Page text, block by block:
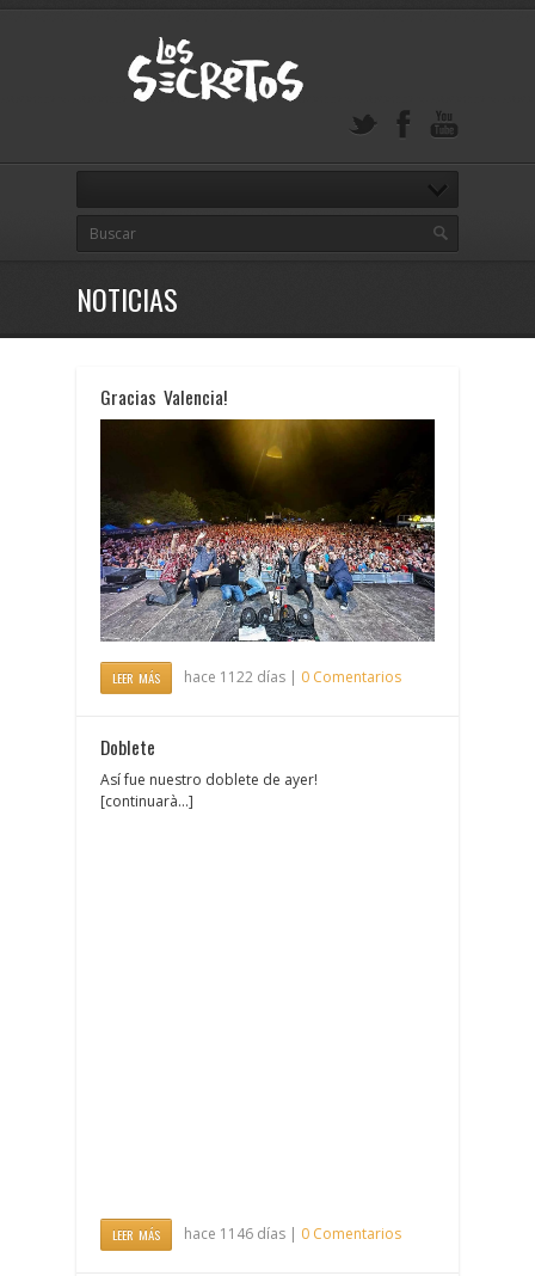
NOTICIAS
Gracias Valencia!
LEER MÁS hace 1122 días | 0 Comentarios
Doblete
Así fue nuestro doblete de ayer!
[continuarà...]
LEER MÁS hace 1146 días | 0 Comentarios